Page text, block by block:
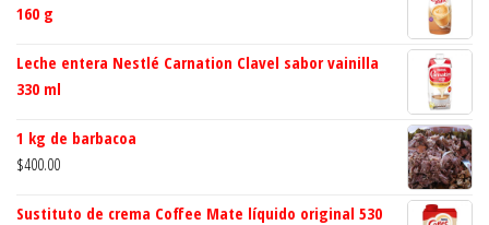
160 g
Leche entera Nestlé Carnation Clavel sabor vainilla
330 ml
1 kg de barbacoa
$400.00
Sustituto de crema Coffee Mate líquido original 530